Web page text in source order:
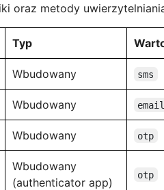
oraz metody
Typ
Wbudowany sms
Wbudowany email
Wbudowany otp
Wbudowany
(authenticator app)
otp